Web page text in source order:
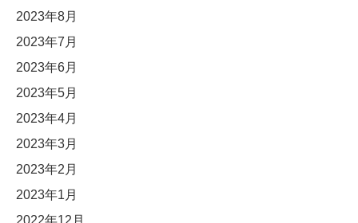
2023年8月
2023年7月
2023年6月
2023年5月
2023年4月
2023年3月
2023年2月
2023年1月